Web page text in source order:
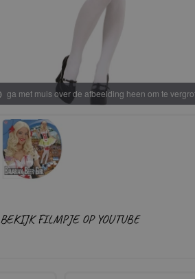
ga met muis over de afbeelding heen om te
BEKIJK FILMPJE OP YOUTUBE